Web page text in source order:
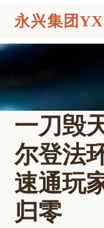
永兴集团
一刀毁
尔登法
速通玩
归零